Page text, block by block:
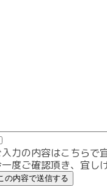
入力の内容はこちらで
一度ご確認頂き、宜し